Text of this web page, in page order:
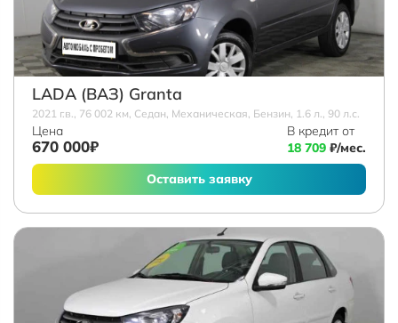
LADA (ВАЗ) Granta
2021 г.в., 76 002 км, Седан, Механическая, Бензин, 1.6 л., 90 л.с.
Цена
670 000₽
В кредит от
18 709 ₽/мес.
Оставить заявку